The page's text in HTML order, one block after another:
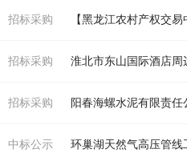
招标采购 【黑龙江农村产权交
招标采购 淮北市东山国际酒店周
招标采购 阳春海螺水泥有限责
中标公示